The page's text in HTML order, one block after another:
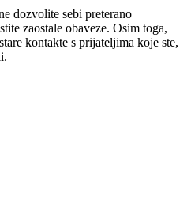
dozvolite sebi preterano
zaostale obaveze. Osim toga,
kontakte s prijateljima koje ste,